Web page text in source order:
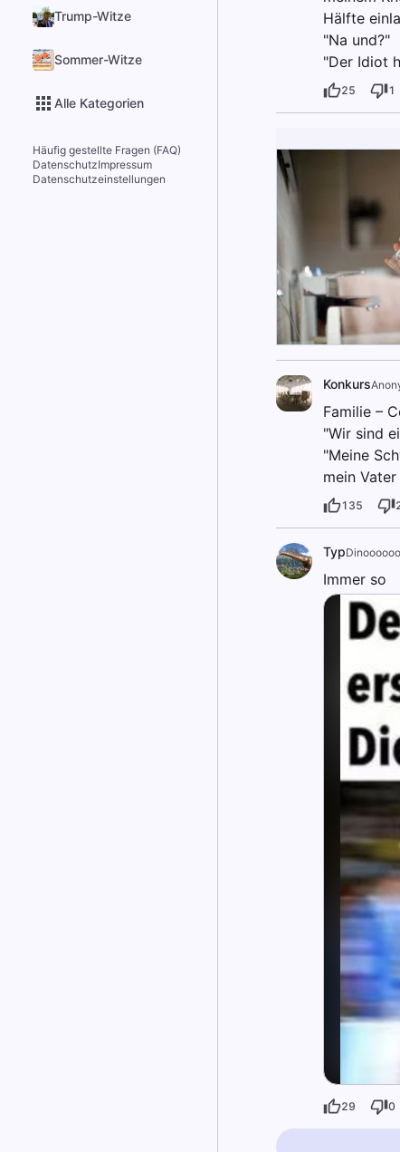
Trump-Witze
Sommer-Witze
Alle Kategorien
Häufig gestellte Fragen (FAQ)
DatenschutzImpressum
Datenschutzeinstellungen
Hälfte
"Na und?"
"Der Idiot
25 1
Konkurs
Familie –
"Wir sind
"Meine
mein
135
Typ
Immer so
29 0